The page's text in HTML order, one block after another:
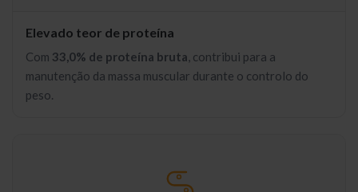
Elevado teor de proteína
Com 33,0% de proteína bruta , contribui para a
manutenção da massa muscular durante o controlo do
peso.